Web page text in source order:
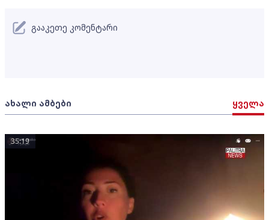
ახალი ამბები ყველა
35:19
გააკეთე კომენტარი